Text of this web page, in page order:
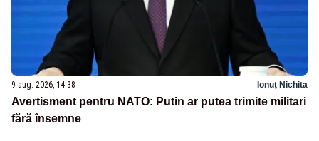
9 aug. 2026, 14:38 Ionuț Nichita
Avertisment pentru NATO: Putin ar putea trimite militari
fără însemne